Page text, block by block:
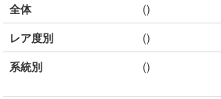
全体
()
レア度別
()
系統別
()